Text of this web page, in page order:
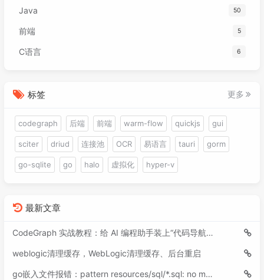
Java 50
前端 5
C语言 6
标签 更多
codegraph 后端 前端 warm-flow quickjs gui
sciter driud 连接池 OCR 易语言 tauri gorm
go-sqlite go halo 虚拟化 hyper-v
最新文章
CodeGraph 实战教程：给 AI 编程助手装上“代码导航仪”
weblogic清理缓存，WebLogic清理缓存、后台重启
go嵌入文件报错：pattern resources/sql/*.sql: no matching files found